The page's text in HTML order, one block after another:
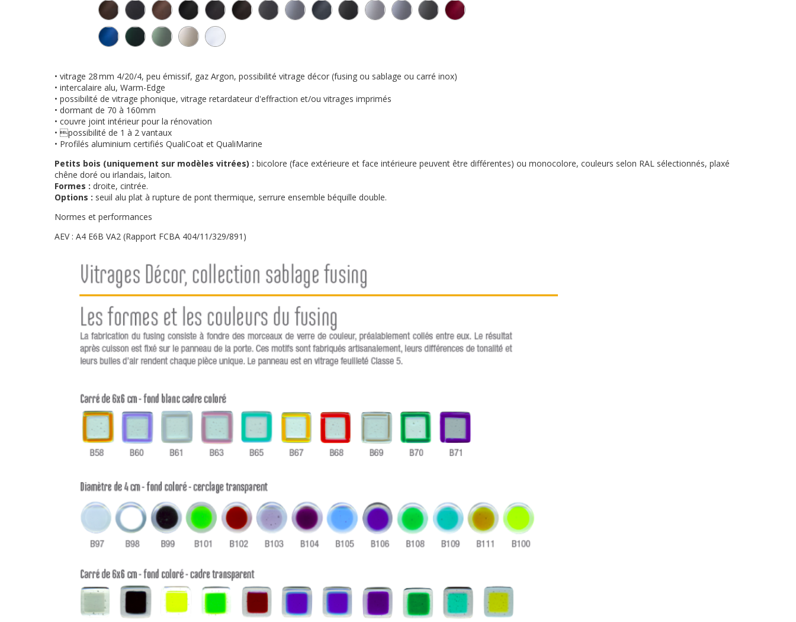
• vitrage 28 mm 4/20/4, peu émissif, gaz Argon, possibilité vitrage décor (fusing ou sablage ou carré inox)
• intercalaire alu, Warm-Edge
• possibilité de vitrage phonique, vitrage retardateur d'effraction et/ou vitrages imprimés
• dormant de 70 à 160mm
• couvre joint intérieur pour la rénovation
• possibilité de 1 à 2 vantaux
• Profilés aluminium certifiés QualiCoat et QualiMarine
Petits bois (uniquement sur modèles vitrées) : bicolore (face extérieure et face intérieure peuvent être différentes) ou monocolore, couleurs selon RAL sélectionnés, plaxé
chêne doré ou irlandais, laiton.
Formes : droite, cintrée.
Options : seuil alu plat à rupture de pont thermique, serrure ensemble béquille double.
Normes et performances
AEV : A4 E6B VA2 (Rapport FCBA 404/11/329/891)